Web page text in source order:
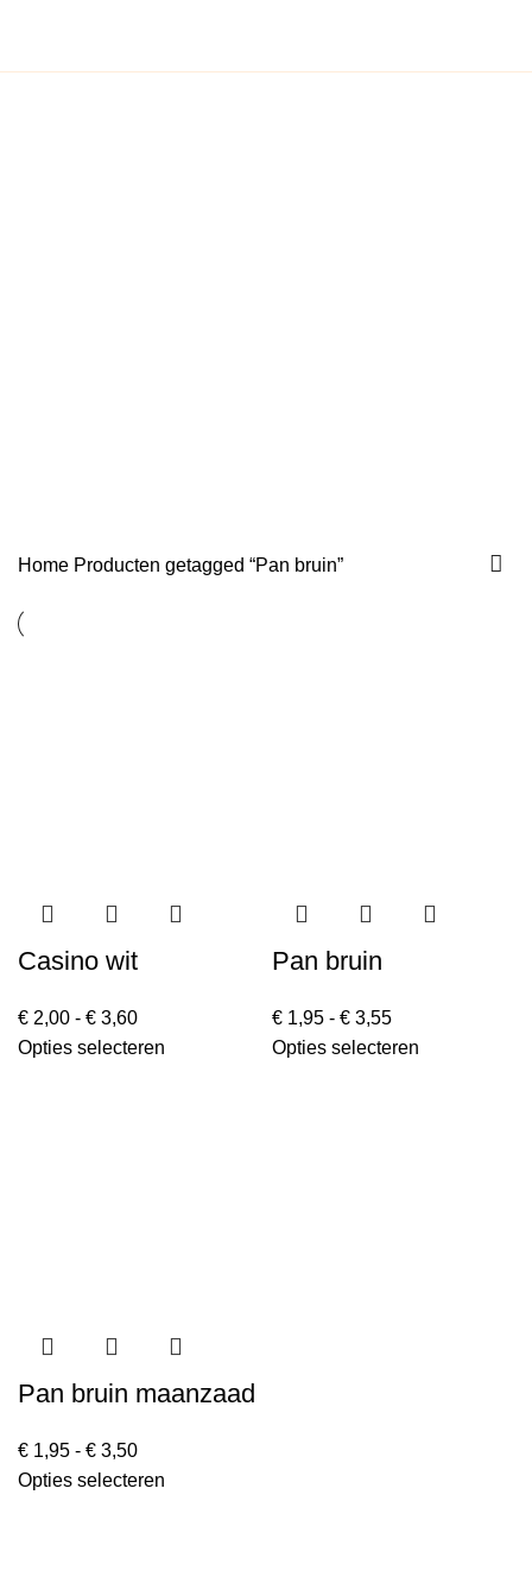
Home Producten getagged “Pan bruin”
Casino wit
€ 2,00 - € 3,60
Opties selecteren
Pan bruin
€ 1,95 - € 3,55
Opties selecteren
Pan bruin maanzaad
€ 1,95 - € 3,50
Opties selecteren